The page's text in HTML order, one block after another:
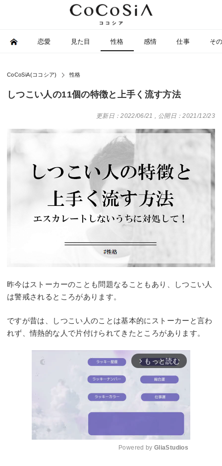
恋愛 見た目 性格 感情 仕事 そ
CoCoSiA(ココシア) 性格
しつこい人の11個の特徴と上手く流す方法
更新日：2022/06/21 , 公開日：2021/12/23
昨今はストーカーのことも問題なることもあり、しつこい人
は警戒されるところがあります。
ですが昔は、しつこい人のことは基本的にストーカーと言わ
れず、情熱的な人で片付けられてきたところがあります。
arrow_forward_ios もっと読む
Powered by GliaStudios